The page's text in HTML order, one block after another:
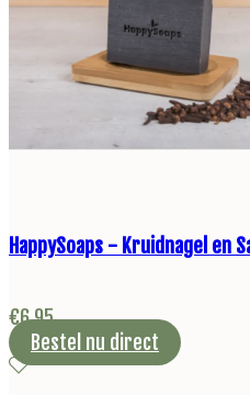
HappySoaps - Kruidnagel en
€6,95
Bestel nu direct